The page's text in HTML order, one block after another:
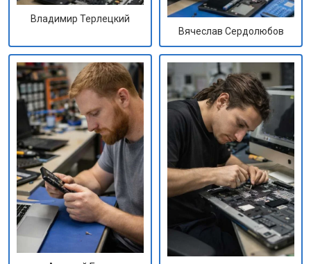
Владимир Терлецкий
Вячеслав Сердолюбов